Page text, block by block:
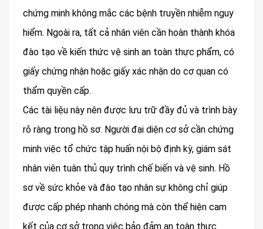
chứng minh không mắc các bệnh truyền nhiễm nguy
hiểm. Ngoài ra, tất cả nhân viên cần hoàn thành khóa
đào tạo về kiến thức vệ sinh an toàn thực phẩm, có
giấy chứng nhận hoặc giấy xác nhận do cơ quan có
thẩm quyền cấp.
Các tài liệu này nên được lưu trữ đầy đủ và trình bày
rõ ràng trong hồ sơ. Người đại diện cơ sở cần chứng
minh việc tổ chức tập huấn nội bộ định kỳ, giám sát
nhân viên tuân thủ quy trình chế biến và vệ sinh. Hồ
sơ về sức khỏe và đào tạo nhân sự không chỉ giúp
được cấp phép nhanh chóng mà còn thể hiện cam
kết của cơ sở trong việc bảo đảm an toàn thực